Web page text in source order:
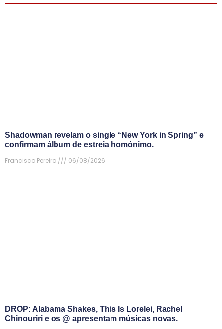
Shadowman revelam o single “New York in Spring” e
confirmam álbum de estreia homónimo.
Francisco Pereira
06/08/2026
DROP: Alabama Shakes, This Is Lorelei, Rachel
Chinouriri e os @ apresentam músicas novas.